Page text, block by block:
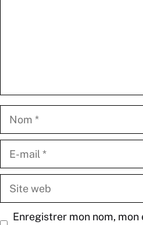
Enregistrer mon nom,